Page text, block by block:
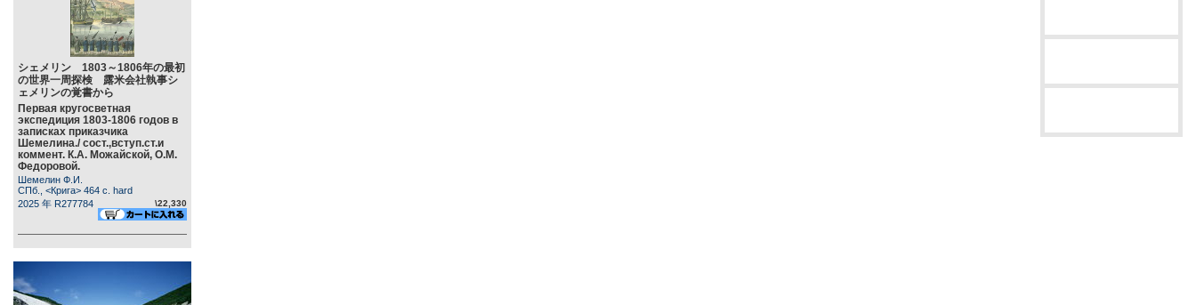
シェメリン 1803～1806年の最初
の世界一周探検 露米会社執事シ
ェメリンの覚書から
Первая кругосветная
экспедиция 1803-1806 годов в
записках приказчика
Шемелина./ сост.,вступ.ст.и
коммент. К.А. Можайской, О.М.
Федоровой.
Шемелин Ф.И.
СПб., <Крига> 464 c. hard
2025 年 R277784
\22,330